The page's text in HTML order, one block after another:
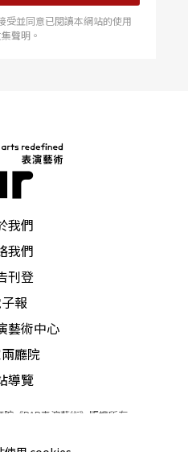
受並同意已閱讀本網站的使用
聲明。
我們
我們
刊登
報
藝術中心
廳院
導覽
《PAR表演藝術》版權所有
All Rights Reserved